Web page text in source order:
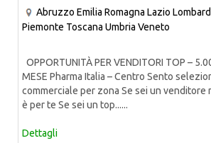
Abruzzo Emilia Romagna Lazio
Piemonte Toscana Umbria Veneto
OPPORTUNITÀ PER VENDITORI TOP –
MESE Pharma Italia – Centro Sento
commerciale per zona Se sei un venditore
è per te Se sei un top......
Dettagli